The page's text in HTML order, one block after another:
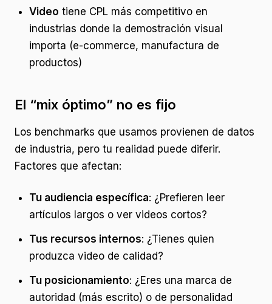
Video tiene CPL más competitivo en
industrias donde la demostración visual
importa (e-commerce, manufactura de
productos)
El “mix óptimo” no es fijo
Los benchmarks que usamos provienen de datos
de industria, pero tu realidad puede diferir.
Factores que afectan:
Tu audiencia específica: ¿Prefieren leer
artículos largos o ver videos cortos?
Tus recursos internos: ¿Tienes quien
produzca video de calidad?
Tu posicionamiento: ¿Eres una marca de
autoridad (más escrito) o de personalidad